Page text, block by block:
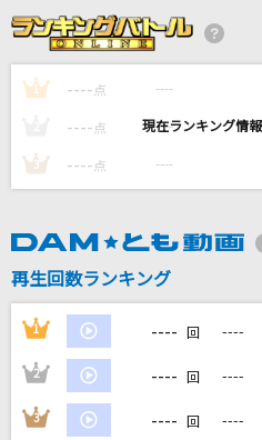
lien
菅原圭
カラオケをもっ
1 ---- 点 ----
---- 点 ----
3 ---- 点 ----
再生回数ランキング
1 ---- 回 ----
2 ---- 回 ----
3 ---- 回 ----